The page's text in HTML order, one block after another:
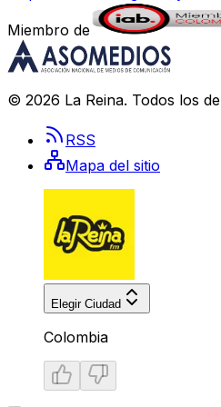
Miembro de
© 2026 La Reina. Todos los
RSS
Mapa del sitio
Elegir Ciudad
Colombia